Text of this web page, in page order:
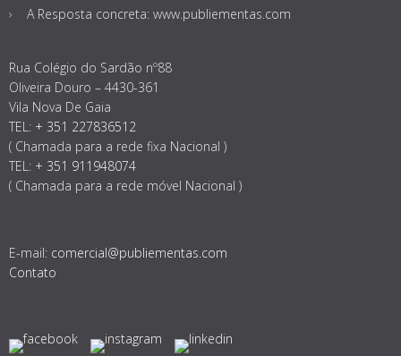
A Resposta concreta: www.publiementas.com
Rua Colégio do Sardão nº88
Oliveira Douro – 4430-361
Vila Nova De Gaia
TEL: + 351 227836512
( Chamada para a rede fixa Nacional )
TEL: + 351 911948074
( Chamada para a rede móvel Nacional )
E-mail: comercial@publiementas.com
Contato